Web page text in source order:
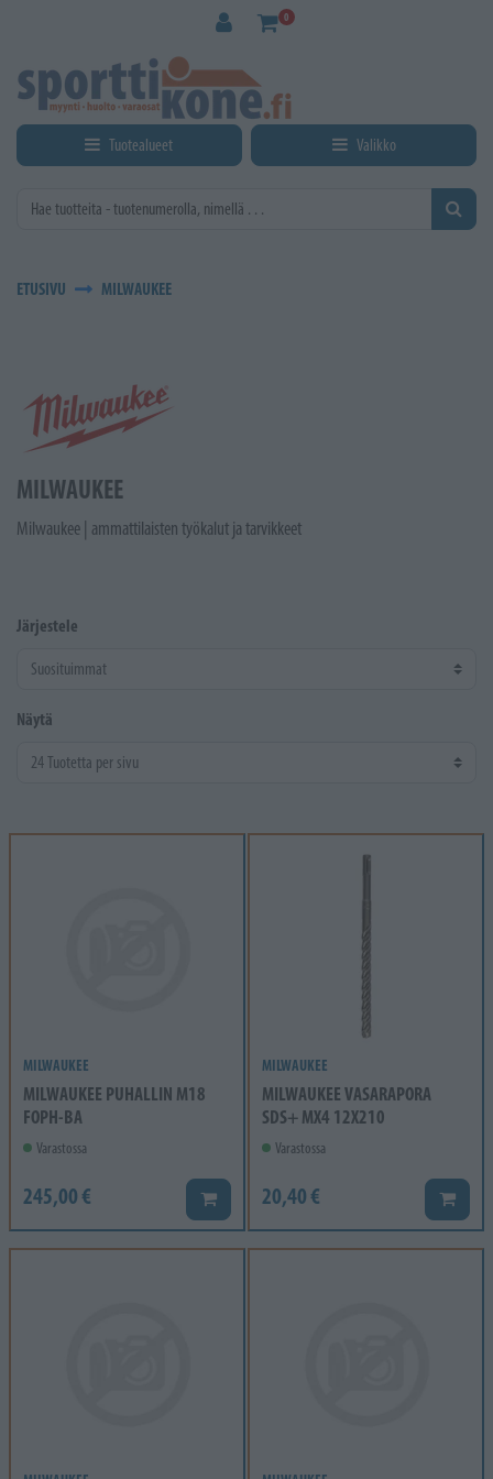
0
Tuotealueet Valikko
ETUSIVU MILWAUKEE
MILWAUKEE
Milwaukee | ammattilaisten työkalut ja tarvikkeet
Järjestele
Näytä
MILWAUKEE
MILWAUKEE PUHALLIN M18
FOPH-BA
Varastossa
245,00 € Lisää koriin
MILWAUKEE
MILWAUKEE VASARAPORA
SDS+ MX4 12X210
Varastossa
20,40 € Lisää